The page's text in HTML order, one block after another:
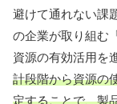
避けて通れない課
の企業が取り組む
資源の有効活用を
計段階から資源の
定することで、製